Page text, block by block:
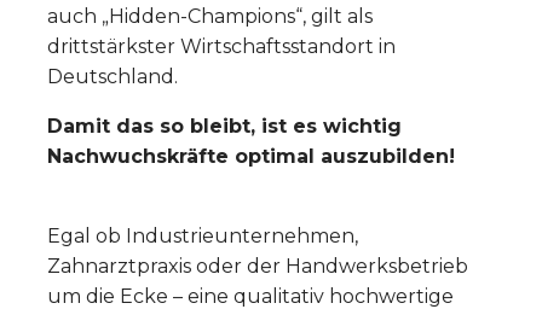
auch „Hidden-Champions“, gilt als
drittstärkster Wirtschaftsstandort in
Deutschland.
Damit das so bleibt, ist es wichtig
Nachwuchskräfte optimal auszubilden!
Egal ob Industrieunternehmen,
Zahnarztpraxis oder der Handwerksbetrieb
um die Ecke – eine qualitativ hochwertige